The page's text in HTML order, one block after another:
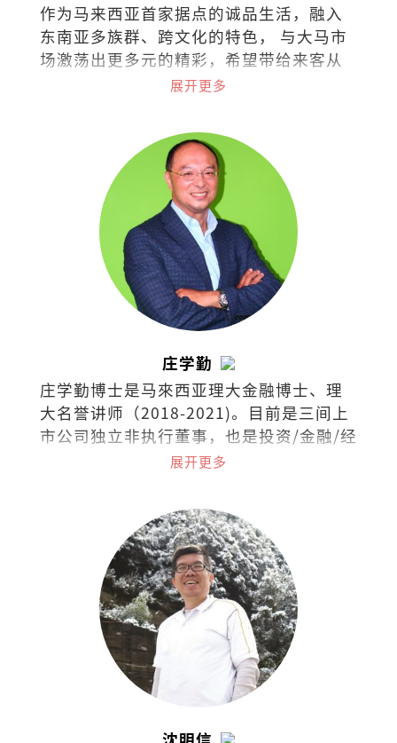
作为马来西亚首家据点的诚品生活，融入
东南亚多族群、跨文化的特色， 与大马市
场激荡出更多元的精彩，希望带给来客从
阅读里持续找到梦与想像的可能。在台
据点的诚品，秉持着“不只是一家书
店”的概念，囊括了来自世界各地的书
籍、文具、文创设计、时尚潮流，还可沉
浸于艺文展演与世界级咖啡品牌中，打造
了一个复合式经营的文化场所。
展开更多
庄学勤
庄学勤博士是马來西亚理大金融博士、理
大名誉讲师（2018-2021)。目前是三间上
市公司独立非执行董事，也是投资/金融/经
济领域的培训讲师。展开更多